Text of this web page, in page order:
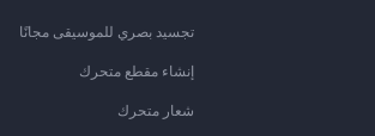
تجسيد بصري للموسيقى مجانًا
إنشاء مقطع متحرك
شعار متحرك